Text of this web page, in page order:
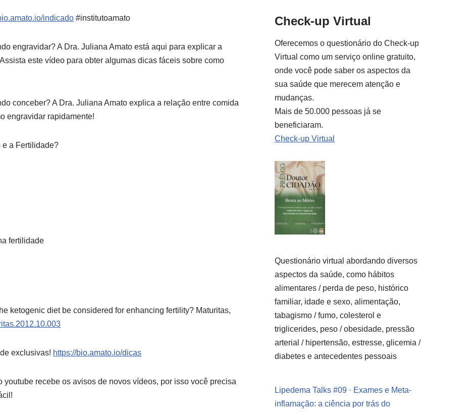
indicado #institutoamato
engravidar? A Dra. Juliana Amato está aqui para explicar a
este vídeo para obter algumas dicas fáceis sobre como
conceber? A Dra. Juliana Amato explica a relação entre comida
engravidar rapidamente!
e a Fertilidade?
fertilidade
ketogenic diet be considered for enhancing fertility? Maturitas,
exclusivas! https://bio.amato.io/dicas
recebe os avisos de novos vídeos, por isso você precisa
Check-up Virtual
Oferecemos o questionário do Check-up
Virtual como um serviço online gratuito,
onde você pode saber os aspectos da
sua saúde que merecem atenção e
mudanças.
Mais de 50.000 pessoas já se
beneficiaram.
Check-up Virtual
Questionário virtual abordando diversos
aspectos da saúde, como hábitos
alimentares / perda de peso, histórico
familiar, idade e sexo, alimentação,
tabagismo / fumo, colesterol e
triglicerides, peso / obesidade, pressão
arterial / hipertensão, estresse, glicemia /
diabetes e antecedentes pessoais
Lipedema Talks #09 · Exames e Meta-
inflamação: a ciência por trás do